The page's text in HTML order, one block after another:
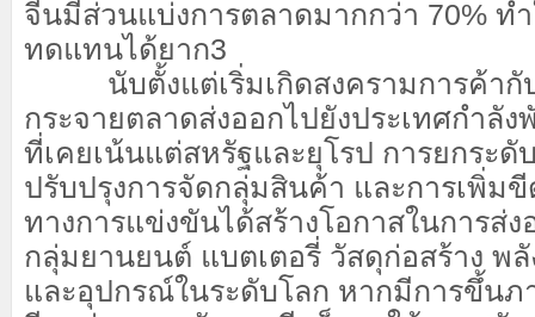
จีนมีส่วนแบ่งการตลาดมากกว่า 70% ท
ทดแทนได้ยาก3
นับตั้งแต่เริ่มเกิดสงครามการค้ากั
กระจายตลาดส่งออกไปยังประเทศกำลั
ที่เคยเน้นแต่สหรัฐและยุโรป การยกระ
ปรับปรุงการจัดกลุ่มสินค้า และการเพิ่ม
ทางการแข่งขันได้สร้างโอกาสในการส่
กลุ่มยานยนต์ แบตเตอรี่ วัสดุก่อสร้าง พ
และอุปกรณ์ในระดับโลก หากมีการขึ้นภ